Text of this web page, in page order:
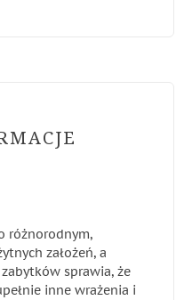
różnorodnym,
założeń, a
sprawia, że
inne wrażenia i